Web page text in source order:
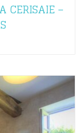
CERISAIE –